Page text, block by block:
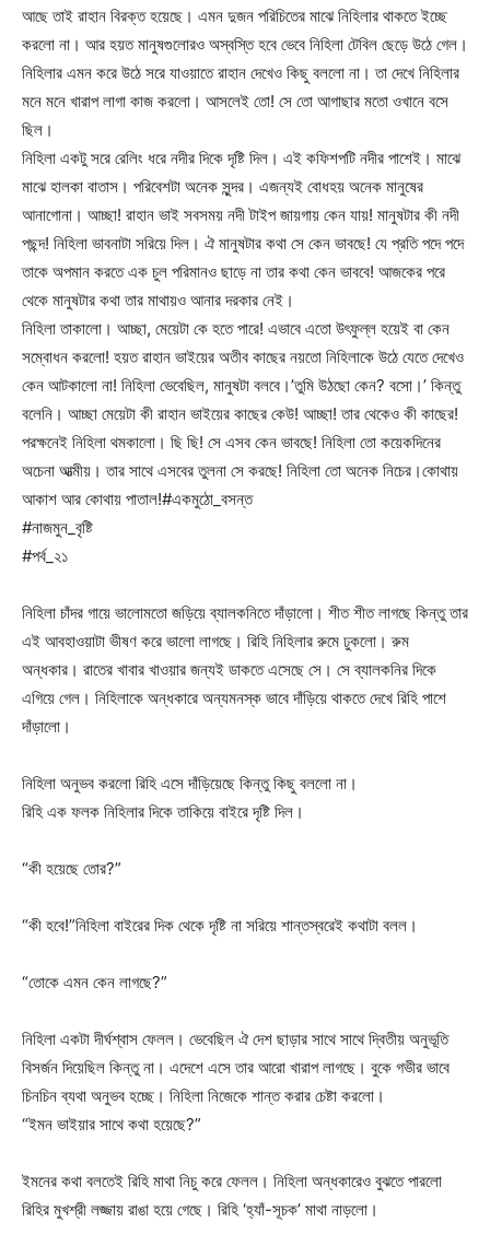
আছে তাই রাহান বিরক্ত হয়েছে। এমন দুজন পরিচিতের মাঝে নিহিলার থাকতে ইচ্ছে
করলো না। আর হয়ত মানুষগুলোরও অস্বস্তি হবে ভেবে নিহিলা টেবিল ছেড়ে উঠে গেল।
নিহিলার এমন করে উঠে সরে যাওয়াতে রাহান দেখেও কিছু বললো না। তা দেখে নিহিলার
মনে মনে খারাপ লাগা কাজ করলো। আসলেই তো! সে তো আগাছার মতো ওখানে বসে
ছিল।
নিহিলা একটু সরে রেলিং ধরে নদীর দিকে দৃষ্টি দিল। এই কফিশপটি নদীর পাশেই। মাঝে
মাঝে হালকা বাতাস। পরিবেশটা অনেক সুন্দর। এজন্যই বোধহয় অনেক মানুষের
আনাগোনা। আচ্ছা! রাহান ভাই সবসময় নদী টাইপ জায়গায় কেন যায়! মানুষটার কী নদী
পছন্দ! নিহিলা ভাবনাটা সরিয়ে দিল। ঐ মানুষটার কথা সে কেন ভাবছে! যে প্রতি পদে পদে
তাকে অপমান করতে এক চুল পরিমানও ছাড়ে না তার কথা কেন ভাববে! আজকের পরে
থেকে মানুষটার কথা তার মাথায়ও আনার দরকার নেই।
নিহিলা তাকালো। আচ্ছা, মেয়েটা কে হতে পারে! এভাবে এতো উৎফুল্ল হয়েই বা কেন
সম্বোধন করলো! হয়ত রাহান ভাইয়ের অতীব কাছের নয়তো নিহিলাকে উঠে যেতে দেখেও
কেন আটকালো না! নিহিলা ভেবেছিল, মানুষটা বলবে।’তুমি উঠছো কেন? বসো।’ কিন্তু
বলেনি। আচ্ছা মেয়েটা কী রাহান ভাইয়ের কাছের কেউ! আচ্ছা! তার থেকেও কী কাছের!
পরক্ষনেই নিহিলা থমকালো। ছি ছি! সে এসব কেন ভাবছে! নিহিলা তো কয়েকদিনের
অচেনা আত্মীয়। তার সাথে এসবের তুলনা সে করছে! নিহিলা তো অনেক নিচের।কোথায়
আকাশ আর কোথায় পাতাল!#একমুঠো_বসন্ত
#নাজমুন_বৃষ্টি
#পর্ব_২১
নিহিলা চাঁদর গায়ে ভালোমতো জড়িয়ে ব্যালকনিতে দাঁড়ালো। শীত শীত লাগছে কিন্তু তার
এই আবহাওয়াটা ভীষণ করে ভালো লাগছে। রিহি নিহিলার রুমে ঢুকলো। রুম
অন্ধকার। রাতের খাবার খাওয়ার জন্যই ডাকতে এসেছে সে। সে ব্যালকনির দিকে
এগিয়ে গেল। নিহিলাকে অন্ধকারে অন্যমনস্ক ভাবে দাঁড়িয়ে থাকতে দেখে রিহি পাশে
দাঁড়ালো।
নিহিলা অনুভব করলো রিহি এসে দাঁড়িয়েছে কিন্তু কিছু বললো না।
রিহি এক ফলক নিহিলার দিকে তাকিয়ে বাইরে দৃষ্টি দিল।
“কী হয়েছে তোর?”
“কী হবে!”নিহিলা বাইরের দিক থেকে দৃষ্টি না সরিয়ে শান্তস্বরেই কথাটা বলল।
“তোকে এমন কেন লাগছে?”
নিহিলা একটা দীর্ঘশ্বাস ফেলল। ভেবেছিল ঐ দেশ ছাড়ার সাথে সাথে দ্বিতীয় অনুভূতি
বিসর্জন দিয়েছিল কিন্তু না। এদেশে এসে তার আরো খারাপ লাগছে। বুকে গভীর ভাবে
চিনচিন ব্যথা অনুভব হচ্ছে। নিহিলা নিজেকে শান্ত করার চেষ্টা করলো।
“ইমন ভাইয়ার সাথে কথা হয়েছে?”
ইমনের কথা বলতেই রিহি মাথা নিচু করে ফেলল। নিহিলা অন্ধকারেও বুঝতে পারলো
রিহির মুখশ্রী লজ্জায় রাঙা হয়ে গেছে। রিহি ‘হ্যাঁ-সূচক’ মাথা নাড়লো।